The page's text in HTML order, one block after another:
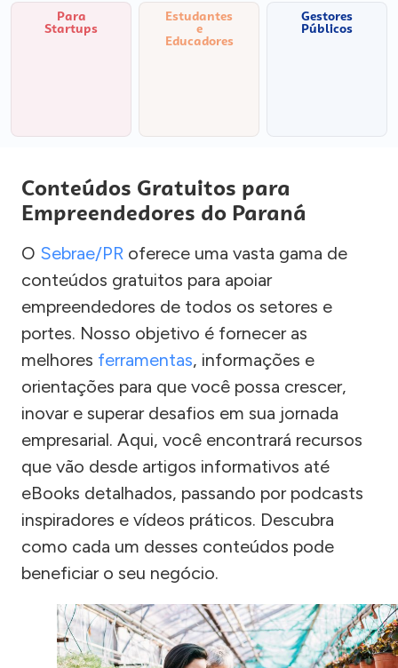
Para
Startups
Estudantes
e
Educadores
Gestores
Públicos
Conteúdos Gratuitos para
Empreendedores do Paraná
O Sebrae/PR oferece uma vasta gama de
conteúdos gratuitos para apoiar
empreendedores de todos os setores e
portes. Nosso objetivo é fornecer as
melhores ferramentas, informações e
orientações para que você possa crescer,
inovar e superar desafios em sua jornada
empresarial. Aqui, você encontrará recursos
que vão desde artigos informativos até
eBooks detalhados, passando por podcasts
inspiradores e vídeos práticos. Descubra
como cada um desses conteúdos pode
beneficiar o seu negócio.